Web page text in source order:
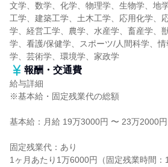
文学、数学、化学、物理学、生物学、地
工学、建築工学、土木工学、応用化学、
学、経営工学、農学、水産学、畜産学、
学、看護/保健学、スポーツ/人間科学、
学、芸術学、環境学、家政学
報酬・交通費
給与詳細
※基本給・固定残業代の総額
基本給：月給 19万3000円 〜 23万2000円
固定残業代：あり
1ヶ月あたり1万6000円（固定残業時間：